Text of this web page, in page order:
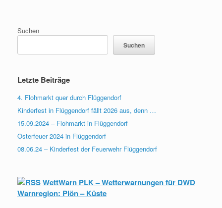
Suchen
Suchen
Letzte Beiträge
4. Flohmarkt quer durch Flüggendorf
Kinderfest in Flüggendorf fällt 2026 aus, denn …
15.09.2024 – Flohmarkt in Flüggendorf
Osterfeuer 2024 in Flüggendorf
08.06.24 – Kinderfest der Feuerwehr Flüggendorf
WettWarn PLK – Wetterwarnungen für DWD
Warnregion: Plön – Küste